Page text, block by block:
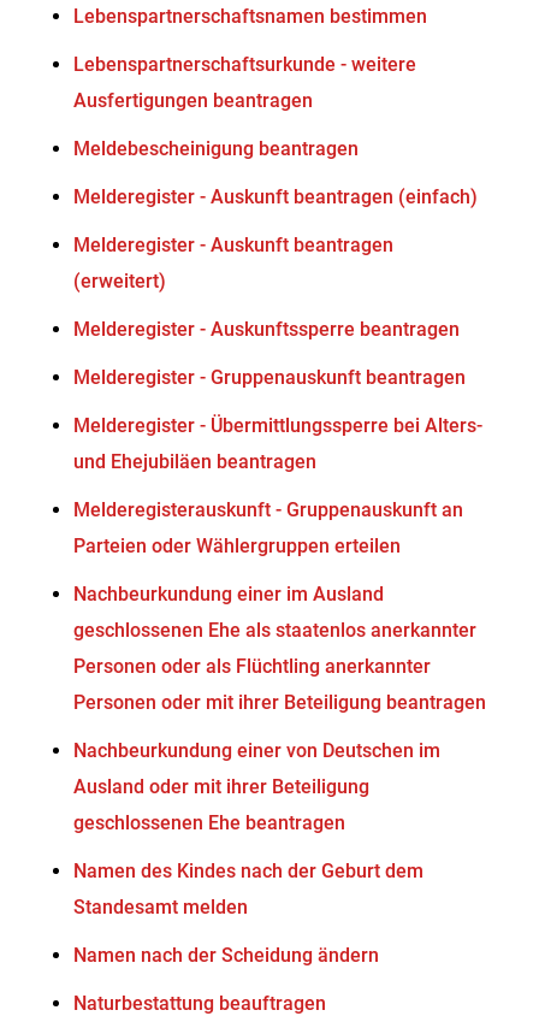
Lebenspartnerschaftsnamen bestimmen
Lebenspartnerschaftsurkunde - weitere
Ausfertigungen beantragen
Meldebescheinigung beantragen
Melderegister - Auskunft beantragen (einfach)
Melderegister - Auskunft beantragen
(erweitert)
Melderegister - Auskunftssperre beantragen
Melderegister - Gruppenauskunft beantragen
Melderegister - Übermittlungssperre bei Alters-
und Ehejubiläen beantragen
Melderegisterauskunft - Gruppenauskunft an
Parteien oder Wählergruppen erteilen
Nachbeurkundung einer im Ausland
geschlossenen Ehe als staatenlos anerkannter
Personen oder als Flüchtling anerkannter
Personen oder mit ihrer Beteiligung beantragen
Nachbeurkundung einer von Deutschen im
Ausland oder mit ihrer Beteiligung
geschlossenen Ehe beantragen
Namen des Kindes nach der Geburt dem
Standesamt melden
Namen nach der Scheidung ändern
Naturbestattung beauftragen